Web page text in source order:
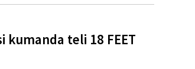
kumanda teli 18 FEET